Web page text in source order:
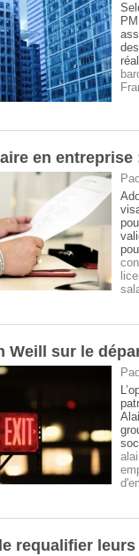
en
Weill sur le
requalifier